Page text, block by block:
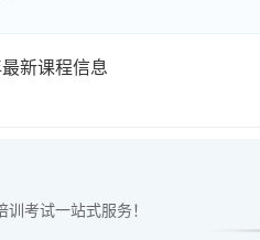
新课程信息
考试一站式服务！